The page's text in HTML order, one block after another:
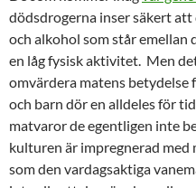
dödsdrogerna inser säkert
och alkohol som står emellan
en låg fysisk aktivitet. Men
omvärdera matens betydelse
och barn dör en alldeles för
matvaror de egentligen inte
kulturen är impregnerad
som den vardagsaktiga